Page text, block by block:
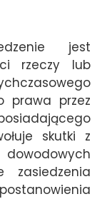
jest
rzeczy lub
prawa przez
skutki z
zasiedzenia